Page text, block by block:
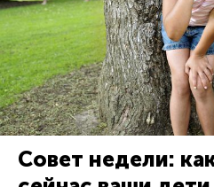
Совет недели: